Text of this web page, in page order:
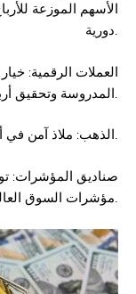
الأسهم الموزعة
دورية.
العملات الرقمية:
المدروسة وتحقيق أرباح سريعة أو طويلة الأجل.
الذهب: ملاذ آمن في أوقات الأزمات والتقلبات الاقتصادية.
صناديق المؤشرات:
مؤشرات السوق العالمية.